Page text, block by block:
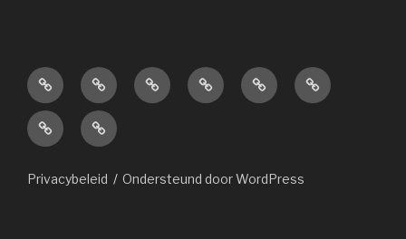
Home
Lid
worden
VerenigingCategorieënSponsorsAgenda
FormulierenAanmelden
nieuw
Privacybeleid Ondersteund door WordPress